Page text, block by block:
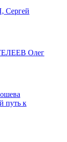
Сергей
Олег
путь к